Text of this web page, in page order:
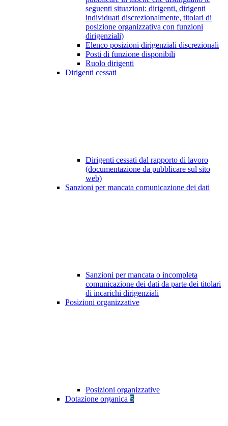
seguenti situazioni: dirigenti, dirigenti
individuati discrezionalmente, titolari di
posizione organizzativa con funzioni
dirigenziali)
Elenco posizioni dirigenziali discrezionali
Posti di funzione disponibili
Ruolo dirigenti
Dirigenti cessati
Dirigenti cessati dal rapporto di lavoro
(documentazione da pubblicare sul sito
web)
Sanzioni per mancata comunicazione dei dati
Sanzioni per mancata o incompleta
comunicazione dei dati da parte dei titolari
di incarichi dirigenziali
Posizioni organizzative
Posizioni organizzative
Dotazione organica 5